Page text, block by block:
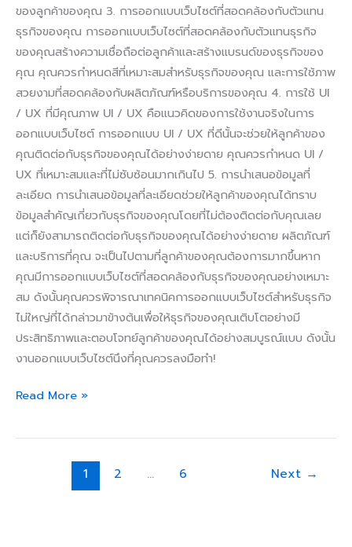
ของลูกค้าของคุณ 3. การออกแบบเว็บไซต์ที่สอดคล้องกับตัวแทน
ธุรกิจของคุณ การออกแบบเว็บไซต์ที่สอดคล้องกับตัวแทนธุรกิจ
ของคุณสร้างความเชื่อถือต่อลูกค้าและสร้างแบรนด์ของธุรกิจของ
คุณ คุณควรกำหนดสีที่เหมาะสมสำหรับธุรกิจของคุณ และการใช้ภาพ
สวยงามที่สอดคล้องกับผลิตภัณฑ์หรือบริการของคุณ 4. การใช้ UI
/ UX ที่มีคุณภาพ UI / UX คือแนวคิดของการใช้งานจริงในการ
ออกแบบเว็บไซต์ การออกแบบ UI / UX ที่ดีนั้นจะช่วยให้ลูกค้าของ
คุณติดต่อกับธุรกิจของคุณได้อย่างง่ายดาย คุณควรกำหนด UI /
UX ที่เหมาะสมและที่ไม่ซับซ้อนมากเกินไป 5. การนำเสนอข้อมูลที่
ละเอียด การนำเสนอข้อมูลที่ละเอียดช่วยให้ลูกค้าของคุณได้ทราบ
ข้อมูลสำคัญเกี่ยวกับธุรกิจของคุณโดยที่ไม่ต้องติดต่อกับคุณเลย
แต่ก็ยังสามารถติดต่อกับธุรกิจของคุณได้อย่างง่ายดาย ผลิตภัณฑ์
และบริการที่คุณ จะเป็นไปตามที่ลูกค้าของคุณต้องการมากขึ้นหาก
คุณมีการออกแบบเว็บไซต์ที่สอดคล้องกับธุรกิจของคุณอย่างเหมาะ
สม ดังนั้นคุณควรพิจารณาเทคนิคการออกแบบเว็บไซต์สำหรับธุรกิจ
ไม่ใหญ่ที่ได้กล่าวมาข้างต้นเพื่อให้ธุรกิจของคุณเติบโตอย่างมี
ประสิทธิภาพและตอบโจทย์ลูกค้าของคุณได้อย่างสมบูรณ์แบบ ดังนั้น
งานออกแบบเว็บไซต์นึงที่คุณควรลงมือทำ!
Read More »
1 2 … 6 Next →